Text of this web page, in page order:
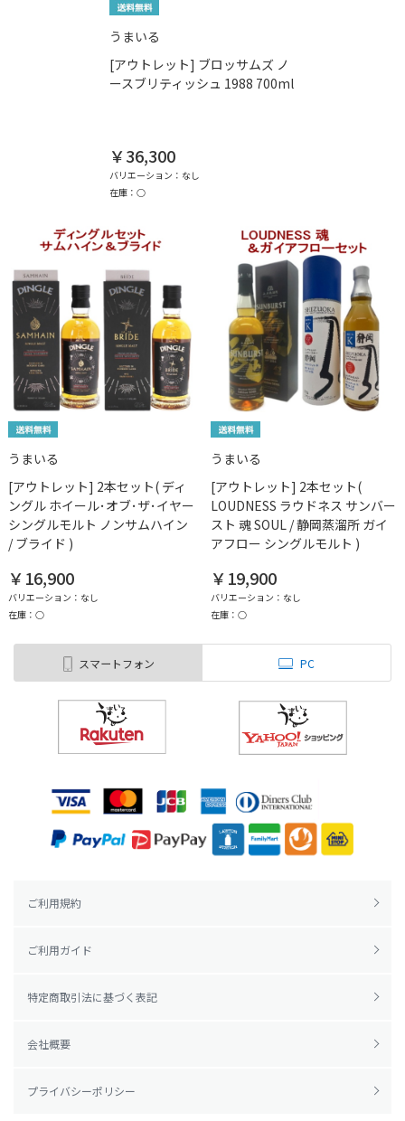
うまいる
[アウトレット] ブロッサムズ ノ
ースブリティッシュ 1988 700ml
￥36,300
バリエーション：なし
在庫：○
うまいる
[アウトレット] 2本セット( ディ
ングル ホイール･オブ･ザ･イヤー
シングルモルト ノンサムハイン
/ ブライド )
￥16,900
バリエーション：なし
在庫：○
うまいる
[アウトレット] 2本セット(
LOUDNESS ラウドネス サンバー
スト 魂 SOUL / 静岡蒸溜所 ガイ
アフロー シングルモルト )
￥19,900
バリエーション：なし
在庫：○
スマートフォン PC
ご利用規約
ご利用ガイド
特定商取引法に基づく表記
会社概要
プライバシーポリシー